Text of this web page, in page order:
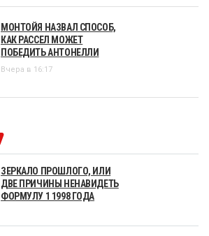
МОНТОЙЯ НАЗВАЛ СПОСОБ,
КАК РАССЕЛ МОЖЕТ
ПОБЕДИТЬ АНТОНЕЛЛИ
Вчера в 16:17
ЗЕРКАЛО ПРОШЛОГО, ИЛИ
ДВЕ ПРИЧИНЫ НЕНАВИДЕТЬ
ФОРМУЛУ 1 1998 ГОДА